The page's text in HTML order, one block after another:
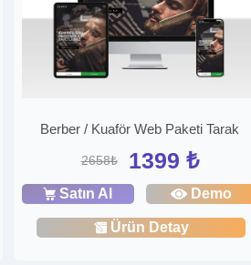
Berber / Kuaför Web Paketi Tarak
2658₺ 1399 ₺
Satın Al Demo
Ürün Detay